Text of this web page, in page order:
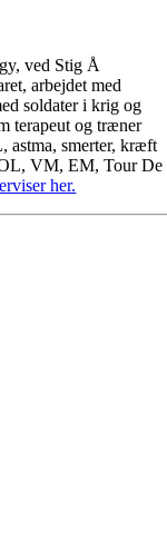
ved Stig Å
arbejdet med
soldater i krig og
terapeut og træner
astma, smerter, kræft
OL, VM, EM, Tour De
her.